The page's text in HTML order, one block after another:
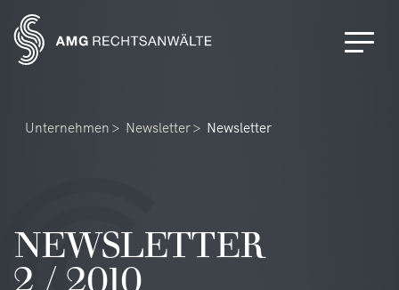
Unternehmen Newsletter Newsletter
NEWSLETTER
2 / 2010